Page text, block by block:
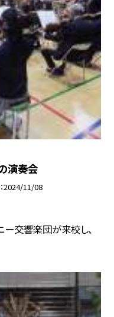
演奏会
2024/11/08
ー交響楽団が来校し、